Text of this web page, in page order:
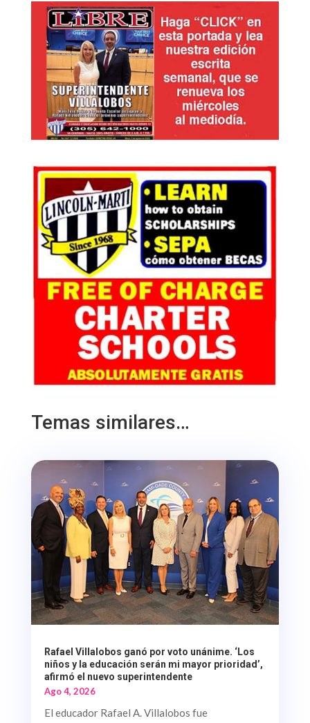
Temas similares…
Rafael Villalobos ganó por voto unánime. ‘Los
niños y la educación serán mi mayor prioridad’,
afirmó el nuevo superintendente
Ago 4, 2026
El educador Rafael A. Villalobos fue